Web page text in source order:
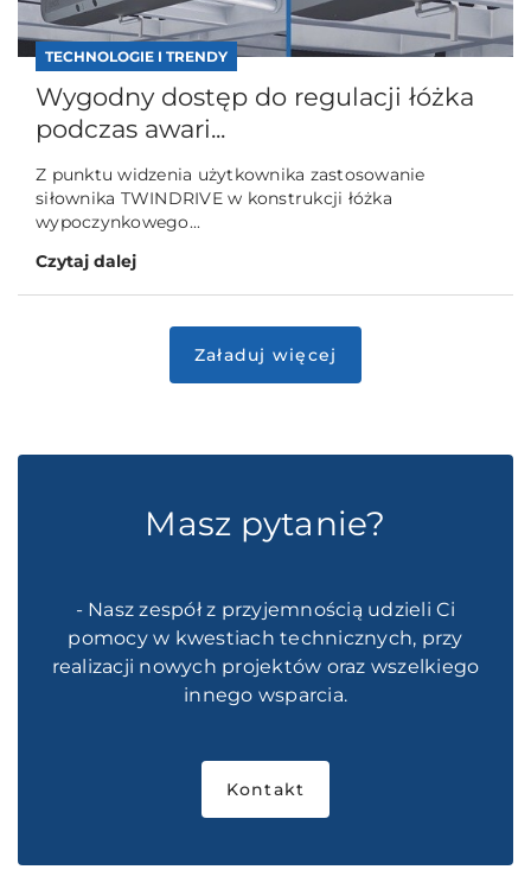
TECHNOLOGIE I TRENDY
Wygodny dostęp do regulacji łóżka
podczas awari...
Z punktu widzenia użytkownika zastosowanie
siłownika TWINDRIVE w konstrukcji łóżka
wypoczynkowego...
Czytaj dalej
Masz pytanie?
- Nasz zespół z przyjemnością udzieli Ci
pomocy w kwestiach technicznych, przy
realizacji nowych projektów oraz wszelkiego
innego wsparcia.
Kontakt